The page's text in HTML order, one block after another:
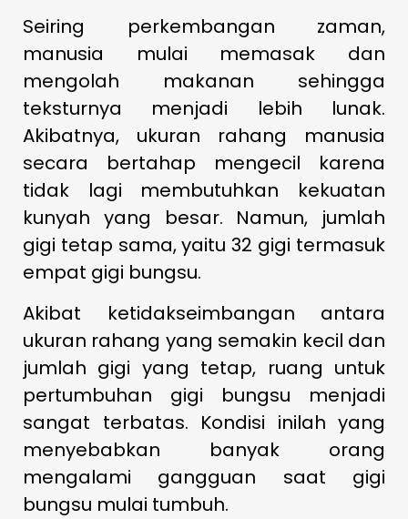
Seiring perkembangan zaman,
manusia mulai memasak dan
mengolah makanan sehingga
teksturnya menjadi lebih lunak.
Akibatnya, ukuran rahang manusia
secara bertahap mengecil karena
tidak lagi membutuhkan kekuatan
kunyah yang besar. Namun, jumlah
gigi tetap sama, yaitu 32 gigi termasuk
empat gigi bungsu.
Akibat ketidakseimbangan antara
ukuran rahang yang semakin kecil dan
jumlah gigi yang tetap, ruang untuk
pertumbuhan gigi bungsu menjadi
sangat terbatas. Kondisi inilah yang
menyebabkan banyak orang
mengalami gangguan saat gigi
bungsu mulai tumbuh.